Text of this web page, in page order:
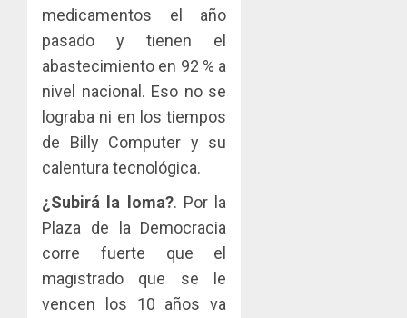
medicamentos el año
pasado y tienen el
abastecimiento en 92 % a
nivel nacional. Eso no se
lograba ni en los tiempos
de Billy Computer y su
calentura tecnológica.
¿Subirá la loma?. Por la
Plaza de la Democracia
corre fuerte que el
magistrado que se le
vencen los 10 años va